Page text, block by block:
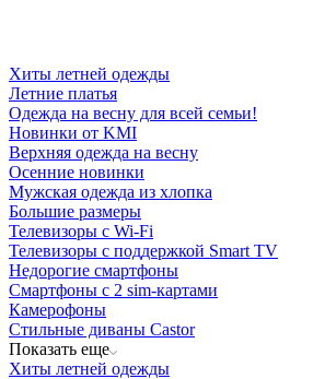
Хиты летней одежды
Летние платья
Одежда на весну для всей семьи!
Новинки от KMI
Верхняя одежда на весну
Осенние новинки
Мужская одежда из хлопка
Большие размеры
Телевизоры с Wi-Fi
Телевизоры с поддержкой Smart TV
Недорогие смартфоны
Смартфоны с 2 sim-картами
Камерофоны
Стильные диваны Castor
Показать еще
Хиты летней одежды